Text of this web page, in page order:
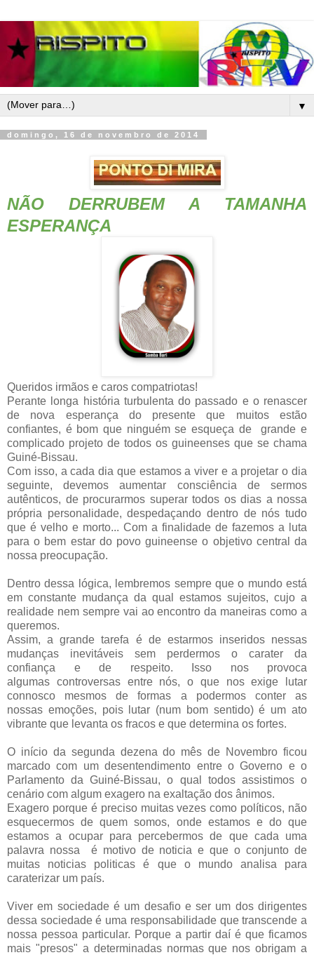
▼
domingo, 16 de novembro de 2014
NÃO DERRUBEM A TAMANHA
ESPERANÇA
Queridos irmãos e caros compatriotas!
Perante longa história turbulenta do passado e o renascer
de nova esperança do presente que muitos estão
confiantes, é bom que ninguém se esqueça de grande e
complicado projeto de todos os guineenses que se chama
Guiné-Bissau.
Com isso, a cada dia que estamos a viver e a projetar o dia
seguinte, devemos aumentar consciência de sermos
autênticos, de procurarmos superar todos os dias a nossa
própria personalidade, despedaçando dentro de nós tudo
que é velho e morto... Com a finalidade de fazemos a luta
para o bem estar do povo guineense o objetivo central da
nossa preocupação.
Dentro dessa lógica, lembremos sempre que o mundo está
em constante mudança da qual estamos sujeitos, cujo a
realidade nem sempre vai ao encontro da maneiras como a
queremos.
Assim, a grande tarefa é de estarmos inseridos nessas
mudanças inevitáveis sem perdermos o carater da
confiança e de respeito. Isso nos provoca
algumas controversas entre nós, o que nos exige lutar
connosco mesmos de formas a podermos conter as
nossas emoções, pois lutar (num bom sentido) é um ato
vibrante que levanta os fracos e que determina os fortes.
O início da segunda dezena do mês de Novembro ficou
marcado com um desentendimento entre o Governo e o
Parlamento da Guiné-Bissau, o qual todos assistimos o
cenário com algum exagero na exaltação dos ânimos.
Exagero porque é preciso muitas vezes como políticos, não
esquecermos de quem somos, onde estamos e do que
estamos a ocupar para percebermos de que cada uma
palavra nossa é motivo de noticia e que o conjunto de
muitas noticias politicas é que o mundo analisa para
caraterizar um país.
Viver em sociedade é um desafio e ser um dos dirigentes
dessa sociedade é uma responsabilidade que transcende a
nossa pessoa particular. Porque a partir daí é que ficamos
mais "presos" a determinadas normas que nos obrigam a